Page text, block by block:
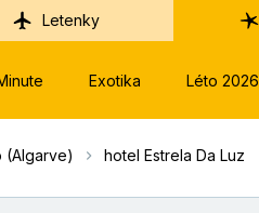
Letenky
Exotika Léto 2026
(Algarve) hotel Estrela Da Luz